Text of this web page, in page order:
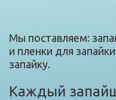
Мы поставляем:
и пленки для
запайку.
Каждый